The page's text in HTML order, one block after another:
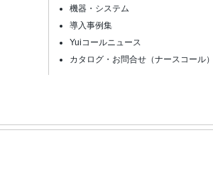
機器・システム
導入事例集
Yuiコールニュース
カタログ・お問合せ（ナースコール）